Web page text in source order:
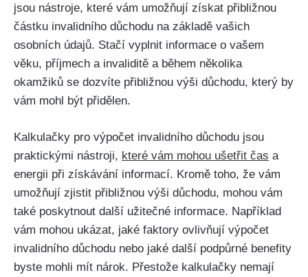
jsou nástroje, které vám umožňují získat přibližnou
částku invalidního důchodu na základě vašich
osobních údajů. Stačí vyplnit informace o vašem
věku, příjmech a invaliditě a během několika
okamžiků se dozvíte přibližnou výši důchodu, který by
vám mohl být přidělen.
Kalkulačky pro výpočet invalidního důchodu jsou
praktickými nástroji, které vám mohou ušetřit čas a
energii při získávání informací. Kromě toho, že vám
umožňují zjistit přibližnou výši důchodu, mohou vám
také poskytnout další užitečné informace. Například
vám mohou ukázat, jaké faktory ovlivňují výpočet
invalidního důchodu nebo jaké další podpůrné benefity
byste mohli mít nárok. Přestože kalkulačky nemají